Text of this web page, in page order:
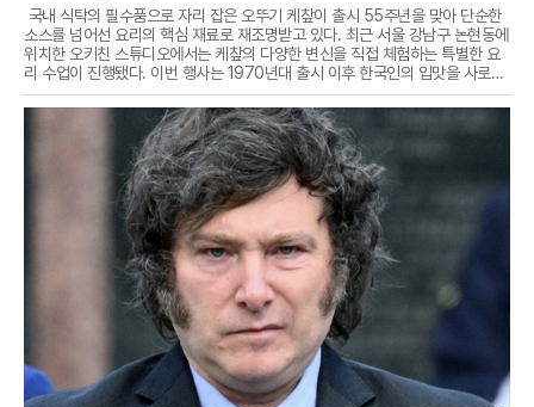
국내 식탁의 필수품으로 자리 잡은 오뚜기 케챂이 출시 55주년을 맞아 단순한
소스를 넘어선 요리의 핵심 재료로 재조명받고 있다. 최근 서울 강남구 논현동에
위치한 오키친 스튜디오에서는 케챂의 다양한 변신을 직접 체험하는 특별한 요
리 수업이 진행됐다. 이번 행사는 1970년대 출시 이후 한국인의 입맛을 사로잡
으며